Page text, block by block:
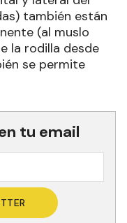
también están
(al muslo
la rodilla desde
se permite
tu email